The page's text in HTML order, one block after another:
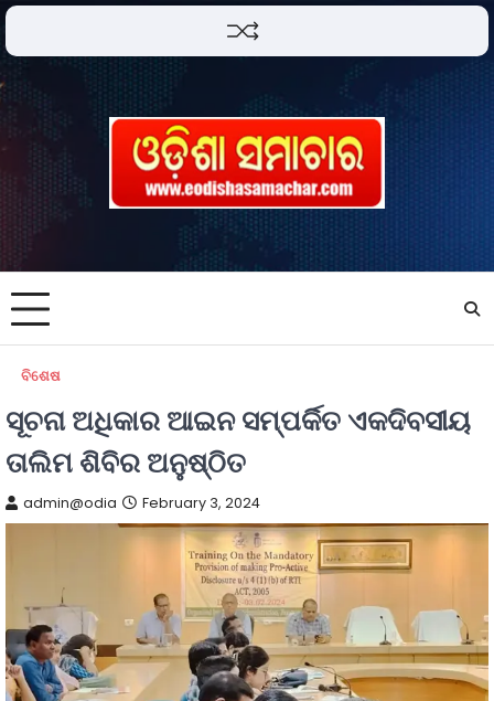
ବିଶେଷ
ସୂଚନା ଅଧିକାର ଆଇନ ସମ୍ପର୍କିତ ଏକଦିବସୀୟ
ତାଲିମ ଶିବିର ଅନୁଷ୍ଠିତ
admin@odia February 3, 2024